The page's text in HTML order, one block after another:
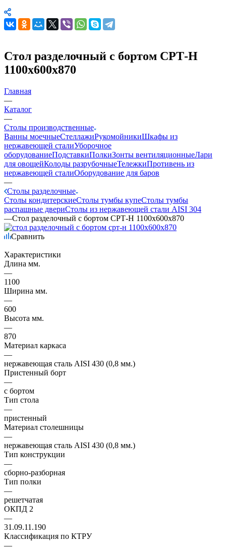
Стол разделочный с бортом СРТ-Н
1100х600х870
Главная
—
Каталог
—
Столы производственные
Ванны моечныеСтеллажиРукомойникиШкафы из
нержавеющей сталиУборочное
оборудованиеПодставкиПолкиЗонты вентиляционныеЛари
для овощейКолоды разрубочныеТележкиПротивень из
нержавеющей сталиОборудование для баров
—
Столы разделочные
Столы кондитерскиеСтолы тумбы купеСтолы тумбы
распашные двериСтолы из нержавеющей стали AISI 304
—Стол разделочный с бортом СРТ-Н 1100х600х870
Сравнить
Характеристики
Длина мм.
—
1100
Ширина мм.
—
600
Высота мм.
—
870
Материал каркаса
—
нержавеющая сталь AISI 430 (0,8 мм.)
Пристенный борт
—
с бортом
Тип стола
—
пристенный
Материал столешницы
—
нержавеющая сталь AISI 430 (0,8 мм.)
Тип конструкции
—
сборно-разборная
Тип полки
—
решетчатая
ОКПД 2
—
31.09.11.190
Классификация по КТРУ
—